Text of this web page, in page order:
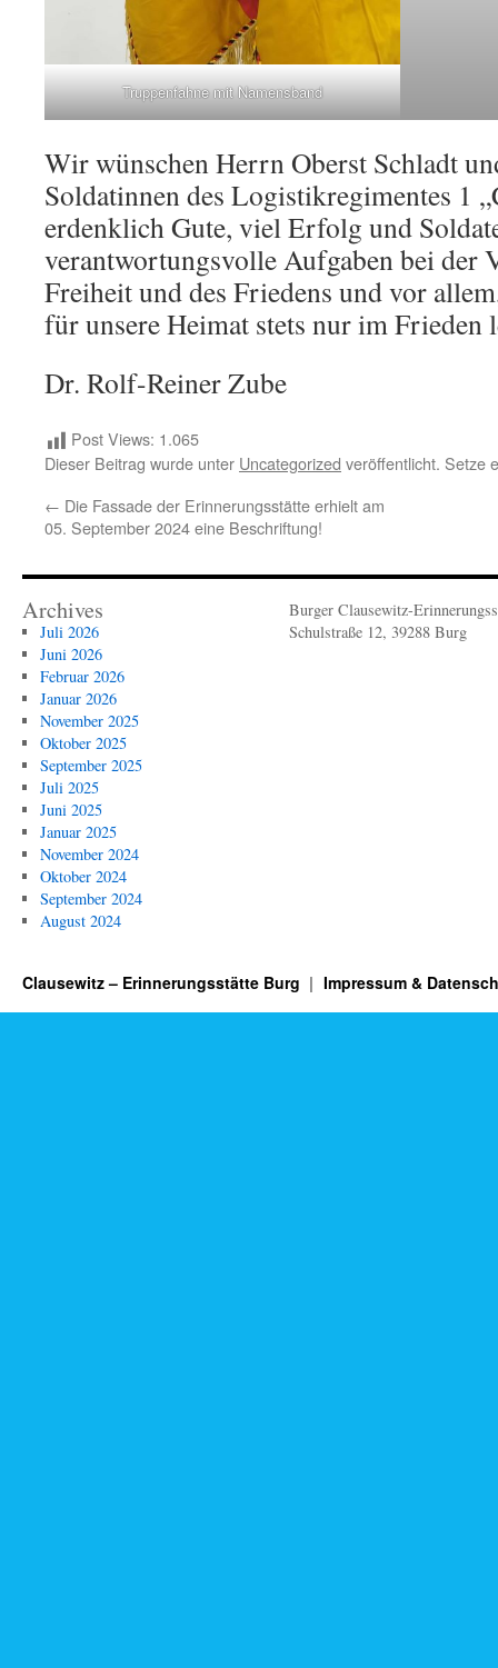
Truppenfahne mit Namensband
Wir wünschen Herrn Oberst Schladt
Soldatinnen des Logistikregimentes 1
erdenklich Gute, viel Erfolg und
verantwortungsvolle Aufgaben bei der
Freiheit und des Friedens und vor
für unsere Heimat stets nur im Frieden
Dr. Rolf-Reiner Zube
Post Views: 1.065
Dieser Beitrag wurde unter Uncategorized veröffentlicht. Setze
← Die Fassade der Erinnerungsstätte erhielt am
05. September 2024 eine Beschriftung!
Archives
Juli 2026
Juni 2026
Februar 2026
Januar 2026
November 2025
Oktober 2025
September 2025
Juli 2025
Juni 2025
Januar 2025
November 2024
Oktober 2024
September 2024
August 2024
Burger Clausewitz-
Schulstraße 12, 39288 Burg
Clausewitz – Erinnerungsstätte Burg Impressum &